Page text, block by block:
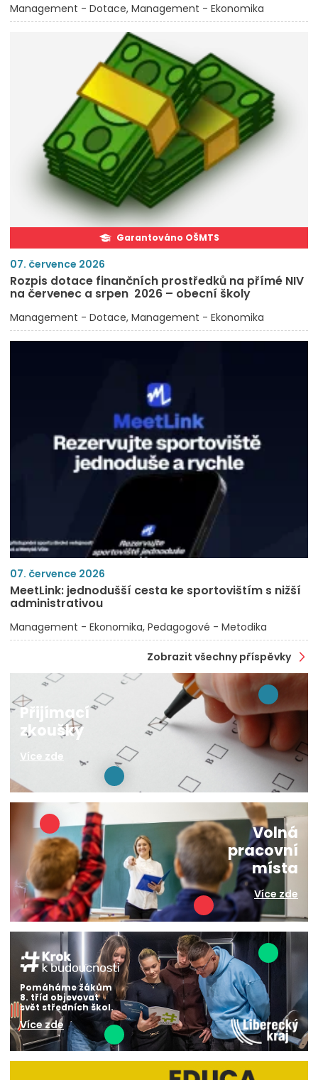
Management - Dotace Management - Ekonomika
Garantováno OŠMTS
07. července 2026
Rozpis dotace finančních prostředků na přímé NIV
na červenec a srpen 2026 – obecní školy
Management - Dotace Management - Ekonomika
07. července 2026
MeetLink: jednodušší cesta ke sportovištím s nižší
administrativou
Management - Ekonomika Pedagogové - Metodika
Zobrazit všechny příspěvky
Přijímací
zkoušky
Více zde
Volná
pracovní
místa
Více zde
Pomáháme žákům
8. tříd objevovat
svět středních škol.
Více zde